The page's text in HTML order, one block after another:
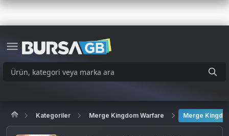
Kategoriler Merge Kingdom Warfare Merge